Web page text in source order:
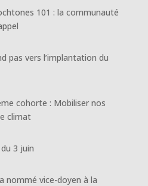
101 : la communauté
pas vers l’implantation du
cohorte : Mobiliser nos
climat
3 juin
nommé vice-doyen à la